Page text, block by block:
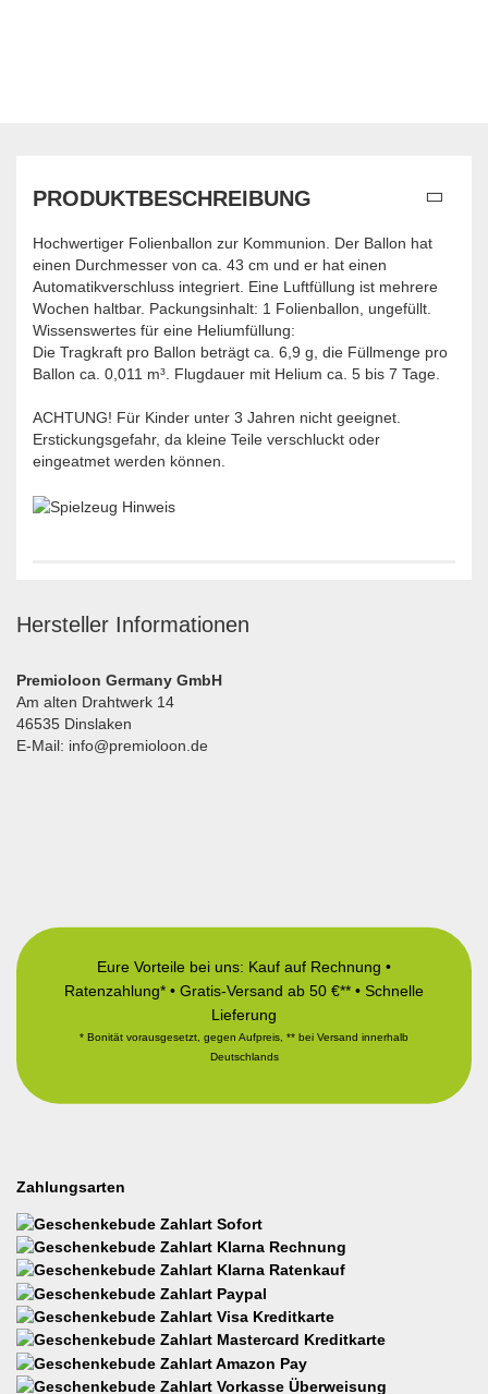
PRODUKTBESCHREIBUNG
Hochwertiger Folienballon zur Kommunion. Der Ballon hat
einen Durchmesser von ca. 43 cm und er hat einen
Automatikverschluss integriert. Eine Luftfüllung ist mehrere
Wochen haltbar. Packungsinhalt: 1 Folienballon, ungefüllt.
Wissenswertes für eine Heliumfüllung:
Die Tragkraft pro Ballon beträgt ca. 6,9 g, die Füllmenge pro
Ballon ca. 0,011 m³. Flugdauer mit Helium ca. 5 bis 7 Tage.
ACHTUNG! Für Kinder unter 3 Jahren nicht geeignet.
Erstickungsgefahr, da kleine Teile verschluckt oder
eingeatmet werden können.
Hersteller Informationen
Premioloon Germany GmbH
Am alten Drahtwerk 14
46535 Dinslaken
E-Mail: info@premioloon.de
Eure Vorteile bei uns: Kauf auf Rechnung •
Ratenzahlung* • Gratis-Versand ab 50 €** • Schnelle
Lieferung
* Bonität vorausgesetzt, gegen Aufpreis, ** bei Versand innerhalb
Deutschlands
Zahlungsarten